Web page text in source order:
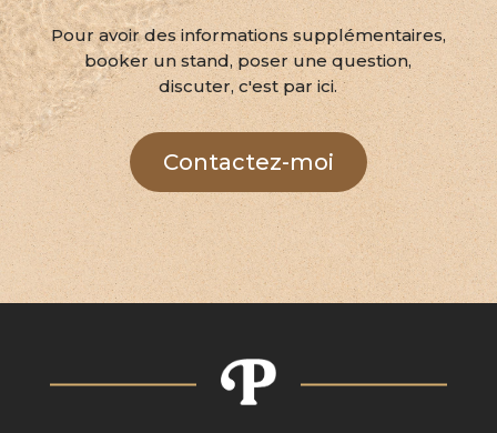
Pour avoir des informations supplémentaires,
booker un stand, poser une question,
discuter, c'est par ici.
Contactez-moi